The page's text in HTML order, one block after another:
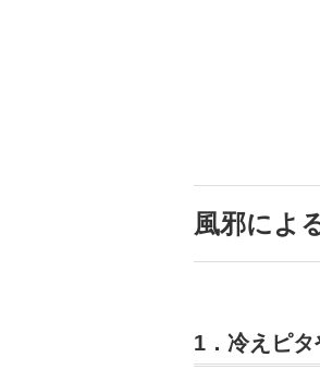
風邪によ
1．冷えピ